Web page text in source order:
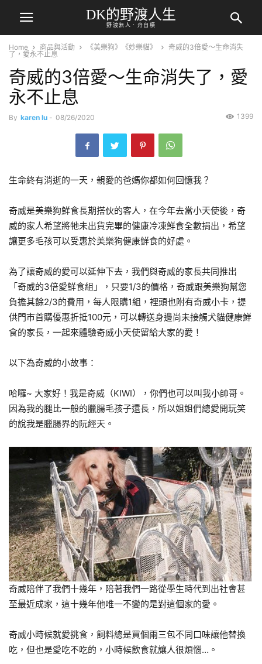
DK的野渡人生
野渡無人．舟自橫
Home 商品與活動 《美樂狗》《妙樂貓》
奇威的3倍愛～生命消失
了，愛永不止息
奇威的3倍愛～生命消失了，愛
永不止息
By karen lu - 08/26/2020 1399
生命終有消逝的一天，親愛的爸媽你都如何回憶我？
奇威是美樂狗鮮食長期搭伙的客人，在今年去當小天使後，奇
威的家人希望將牠未出貨完畢的健康冷凍鮮食全數捐出，希望
讓更多毛孩可以受惠於美樂狗健康鮮食的好處。
為了讓奇威的愛可以延伸下去，我們與奇威的家長共同推出
「奇威的3倍愛鮮食組」，只要1/3的價格，奇威跟美樂狗幫您
負擔其餘2/3的費用，每人限購1組，裡頭也附有奇威小卡，提
供門市首購優惠折抵100元，可以轉送身邊尚未接觸犬貓健康鮮
食的家長，一起來體驗奇威小天使留給大家的愛！
以下為奇威的小故事：
哈囉~ 大家好！我是奇威（KIWI），你們也可以叫我小帥哥。
因為我的腿比一般的臘腸毛孩子還長，所以姐姐們總愛開玩笑
的說我是臘腸界的阮經天。
奇威陪伴了我們十幾年，陪著我們一路從學生時代到出社會甚
至最近成家，這十幾年他唯一不變的是對這個家的愛。
奇威小時候就愛挑食，飼料總是買個兩三包不同口味讓他替換
吃，但也是愛吃不吃的，小時候飲食就讓人很煩惱…。